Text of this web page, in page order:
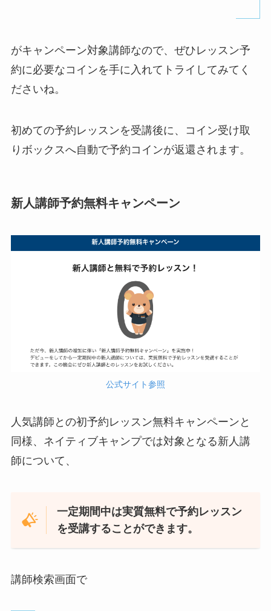
がキャンペーン対象講師なので、ぜひレッスン予
約に必要なコインを手に入れてトライしてみてく
ださいね。
初めての予約レッスンを受講後に、コイン受け取
りボックスへ自動で予約コインが返還されます。
新人講師予約無料キャンペーン
公式サイト参照
人気講師との初予約レッスン無料キャンペーンと
同様、ネイティブキャンプでは対象となる新人講
師について、
一定期間中は実質無料で予約レッスン
を受講することができます。
講師検索画面で